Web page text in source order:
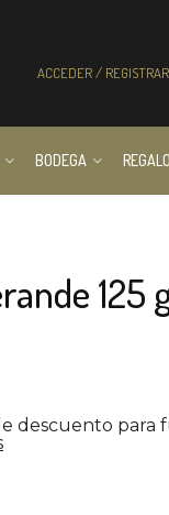
ACCEDER /
BODEGA
125
descuento para